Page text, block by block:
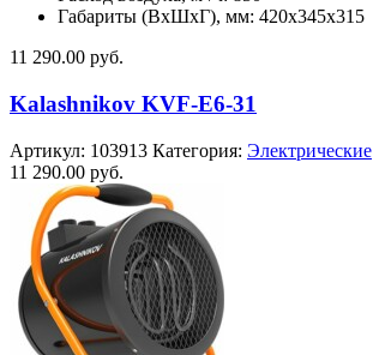
Габариты (ВхШхГ), мм: 420x345x315
11 290.00 руб.
Kalashnikov KVF-E6-31
Артикул: 103913 Категория: Электрические
11 290.00 руб.